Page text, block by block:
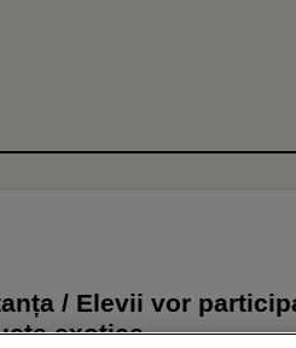
/ Elevii vor
exotice